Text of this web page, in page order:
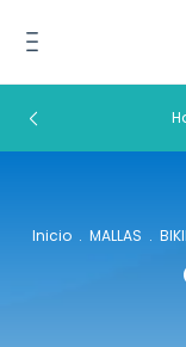
Inicio . MALLAS .